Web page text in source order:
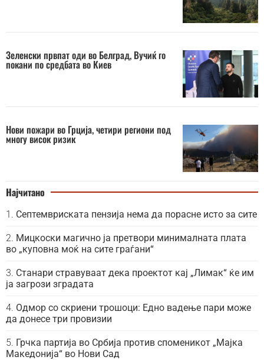
Зеленски првпат оди во Белград, Вучиќ го
покани по средбата во Киев
Нови пожари во Грција, четири региони под
многу висок ризик
Најчитано
Септемвриската пензија нема да порасне исто за сите
Мицкоски магично ја претвори минималната плата
во „куповна моќ на сите граѓани“
Станари стравуваат дека проектот кај „Лимак“ ќе им
ја загрози зградата
Одмор со скриени трошоци: Едно вадење пари може
да донесе три провизии
Грчка партија во Србија против споменикот „Мајка
Македонија“ во Нови Сад